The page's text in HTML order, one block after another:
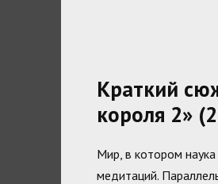
Краткий
короля 2»
Мир, в котором наука
медитаций.